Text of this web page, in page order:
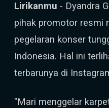
Lirikanmu - Dyandra
pihak promotor resmi
pegelaran konser
Indonesia. Hal ini
terbarunya di
"Mari menggelar